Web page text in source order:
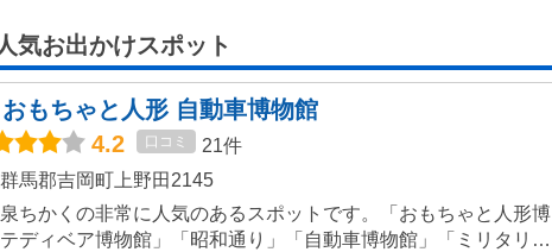
気お出かけスポット
もちゃと人形 自動車博物館
4.2 口コミ
21件
馬郡吉岡町上野田2145
ちかくの非常に人気のあるスポットです。「おもちゃと人形博
ディベア博物館」「昭和通り」「自動車博物館」「ミリタリー